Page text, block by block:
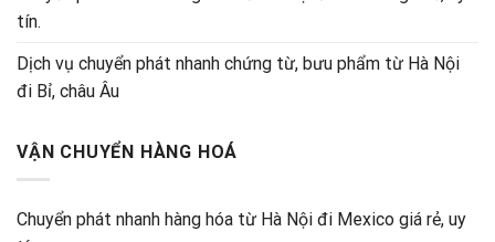
tín.
Dịch vụ chuyển phát nhanh chứng từ, bưu phẩm từ Hà Nội
đi Bỉ, châu Âu
VẬN CHUYỂN HÀNG HOÁ
Chuyển phát nhanh hàng hóa từ Hà Nội đi Mexico giá rẻ, uy